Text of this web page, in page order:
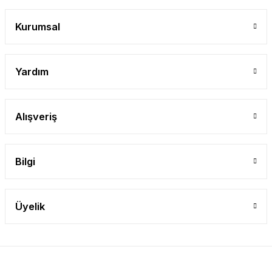
Kurumsal
Yardım
Alışveriş
Bilgi
Üyelik